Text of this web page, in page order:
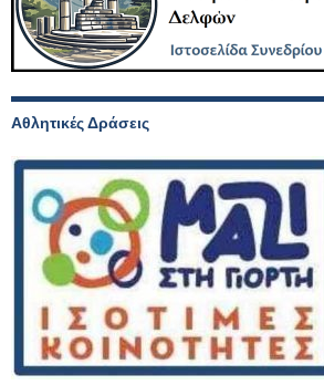
Αθλητικές Δράσεις